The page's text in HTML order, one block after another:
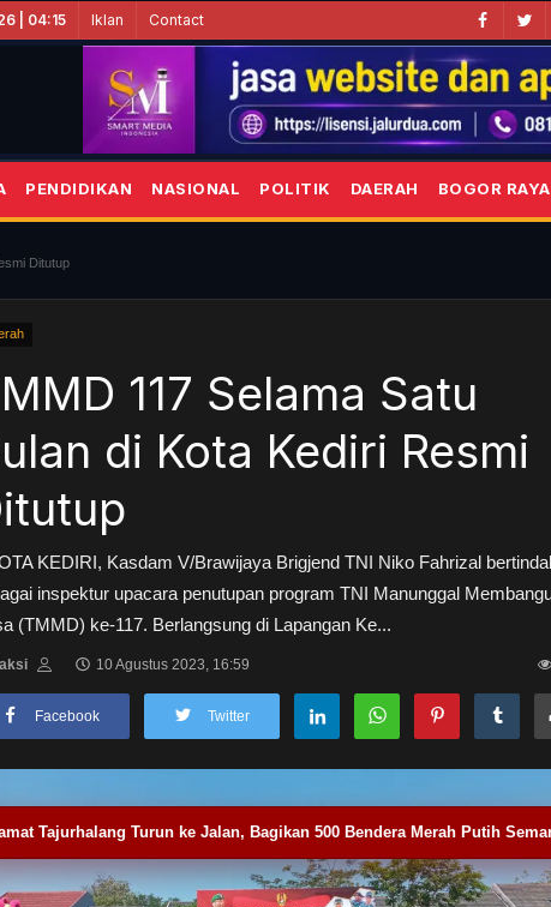
| 04:15 Iklan Contact
PENDIDIKAN NASIONAL POLITIK DAERAH BOGOR RAYA
Ditutup
117 Selama Satu
di Kota Kediri Resmi
KEDIRI, Kasdam V/Brawijaya Brigjend TNI Niko Fahrizal
inspektur upacara penutupan program TNI Manunggal
(TMMD) ke-117. Berlangsung di Lapangan Ke...
10 Agustus 2023, 16:59
Facebook Twitter
Tajurhalang Turun ke Jalan, Bagikan 500 Bendera Merah Putih